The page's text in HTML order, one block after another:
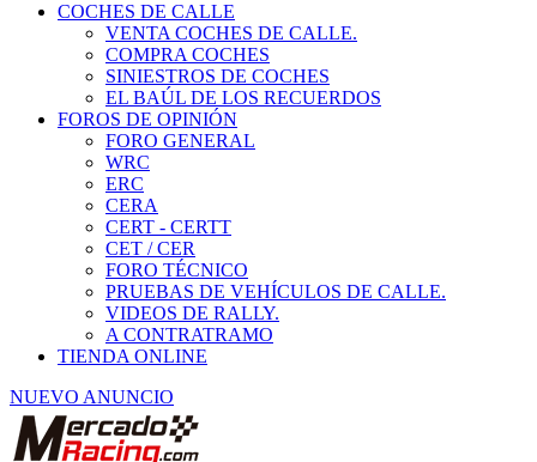
COCHES DE CALLE
VENTA COCHES DE CALLE.
COMPRA COCHES
SINIESTROS DE COCHES
EL BAÚL DE LOS RECUERDOS
FOROS DE OPINIÓN
FORO GENERAL
WRC
ERC
CERA
CERT - CERTT
CET / CER
FORO TÉCNICO
PRUEBAS DE VEHÍCULOS DE CALLE.
VIDEOS DE RALLY.
A CONTRATRAMO
TIENDA ONLINE
NUEVO ANUNCIO